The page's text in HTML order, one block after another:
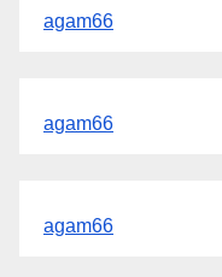
agam66
agam66
agam66